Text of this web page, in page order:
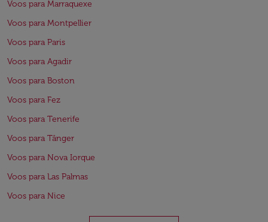
Voos para Marraquexe
Voos para Montpellier
Voos para Paris
Voos para Agadir
Voos para Boston
Voos para Fez
Voos para Tenerife
Voos para Tânger
Voos para Nova Iorque
Voos para Las Palmas
Voos para Nice